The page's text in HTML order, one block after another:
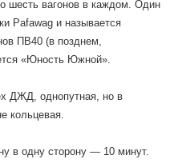
вагонов в каждом. Один
Pafawag и называется
ПВ40 (в позднем,
«Юность Южной».
ДЖД, однопутная, но в
кольцевая.
в одну сторону — 10 минут.